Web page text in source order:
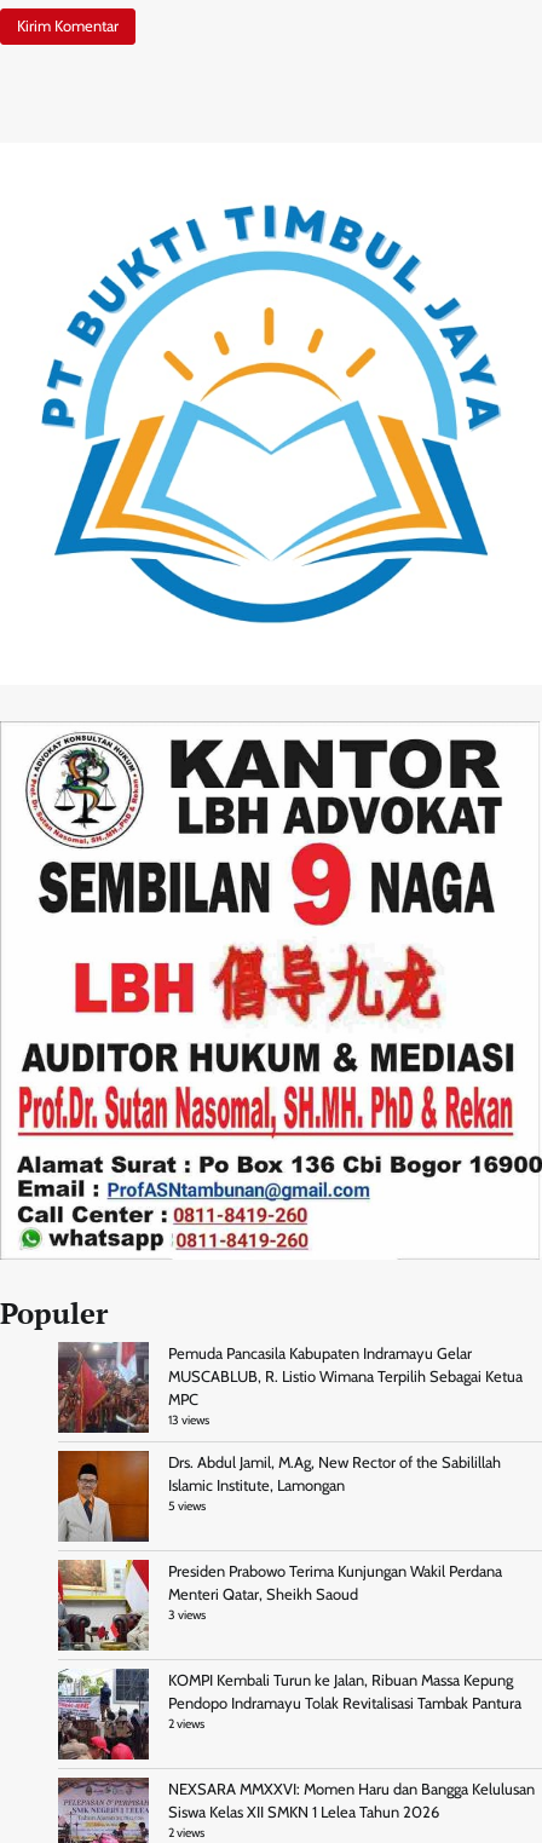
Populer
Pemuda Pancasila Kabupaten Indramayu Gelar
MUSCABLUB, R. Listio Wimana Terpilih Sebagai Ketua
MPC
13 views
Drs. Abdul Jamil, M.Ag, New Rector of the Sabilillah
Islamic Institute, Lamongan
5 views
Presiden Prabowo Terima Kunjungan Wakil Perdana
Menteri Qatar, Sheikh Saoud
3 views
KOMPI Kembali Turun ke Jalan, Ribuan Massa Kepung
Pendopo Indramayu Tolak Revitalisasi Tambak Pantura
2 views
NEXSARA MMXXVI: Momen Haru dan Bangga Kelulusan
Siswa Kelas XII SMKN 1 Lelea Tahun 2026
2 views